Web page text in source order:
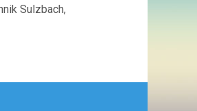
Sulzbach,